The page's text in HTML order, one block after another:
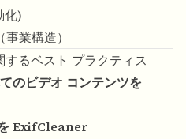
化)
業構造）
るベスト プラクティス
のビデオ コンテンツを
ExifCleaner